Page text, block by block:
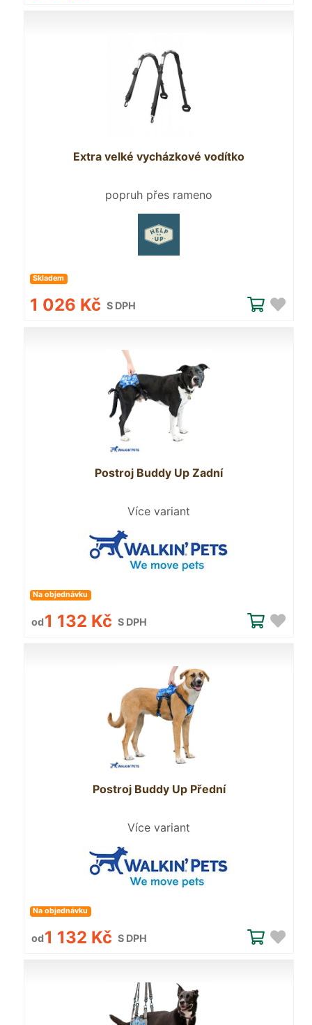
Extra velké vycházkové vodítko
popruh přes rameno
Skladem
1 026 Kč S DPH
Postroj Buddy Up Zadní
Více variant
Na objednávku
od1 132 Kč S DPH
Postroj Buddy Up Přední
Více variant
Na objednávku
od1 132 Kč S DPH